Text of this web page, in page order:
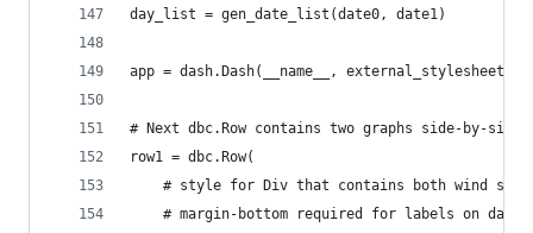
day_list = gen_date_list(date0, date1)
app = dash.Dash(__name__,
# Next dbc.Row contains two graphs side-by-side
row1 = dbc.Row(
# style for Div that contains both wind
# margin-bottom required for labels on date